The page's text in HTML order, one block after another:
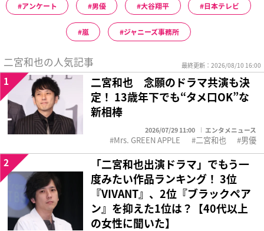
アンケート 男優 大谷翔平 日本テレビ
嵐 ジャニーズ事務所
二宮和也の人気記事 最終更新：2026/08/10 16:00
二宮和也 念願のドラマ共演も決
定！ 13歳年下でも“タメ口OK”な
新相棒
2026/07/29 11:00 エンタメニュース
1
Mrs. GREEN APPLE 二宮和也 男優
「二宮和也出演ドラマ」でもう一
度みたい作品ランキング！ 3位
『VIVANT』、2位『ブラックペア
ン』を抑えた1位は？【40代以上
の女性に聞いた】
2